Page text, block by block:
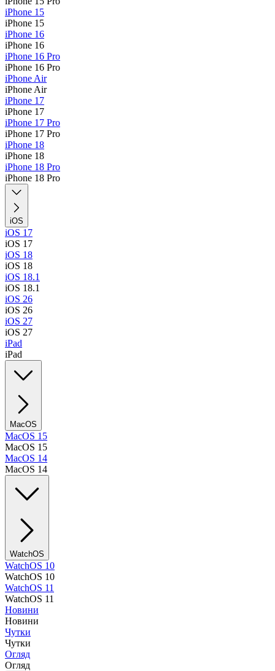
iPhone 15
iPhone 15
iPhone 16
iPhone 16
iPhone 16 Pro
iPhone 16 Pro
iPhone Air
iPhone Air
iPhone 17
iPhone 17
iPhone 17 Pro
iPhone 17 Pro
iPhone 18
iPhone 18
iPhone 18 Pro
iPhone 18 Pro
iOS
iOS 17
iOS 17
iOS 18
iOS 18
iOS 18.1
iOS 18.1
iOS 26
iOS 26
iOS 27
iOS 27
iPad
iPad
MacOS
MacOS 15
MacOS 15
MacOS 14
MacOS 14
WatchOS
WatchOS 10
WatchOS 10
WatchOS 11
WatchOS 11
Новини
Новини
Чутки
Чутки
Огляд
Огляд